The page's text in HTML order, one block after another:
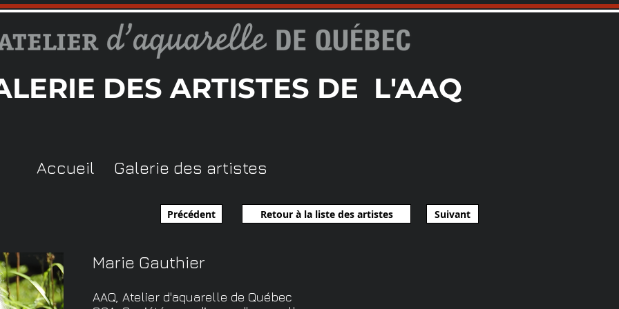
DES ARTISTES DE L'AAQ
Accueil Galerie des artistes
Précédent Retour à la liste des artistes Suivant
Marie Gauthier
AAQ, Atelier d'aquarelle de Québec